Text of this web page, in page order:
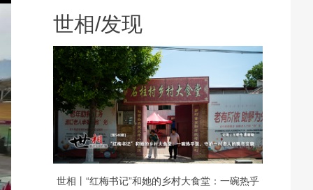
世相/发现
世相丨“红梅书记”和她的乡村大食堂：一碗热乎